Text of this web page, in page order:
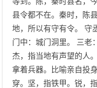
县令都不在。秦时，陈
地，所以有守有令。 守
门中：城门洞里。 三老
杰，指当地有声望的人
拿着兵器。比喻亲自投
穿。坚，指铁甲。锐，